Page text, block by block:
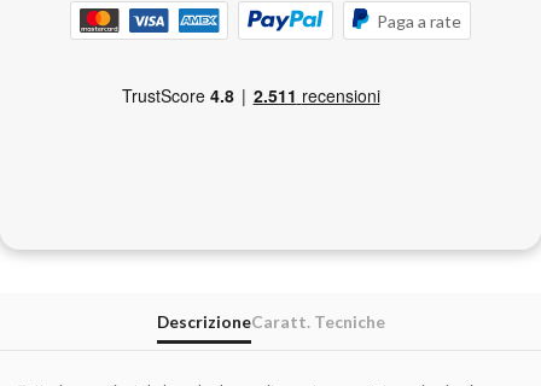
Paga a rate
DescrizioneCaratt. Tecniche